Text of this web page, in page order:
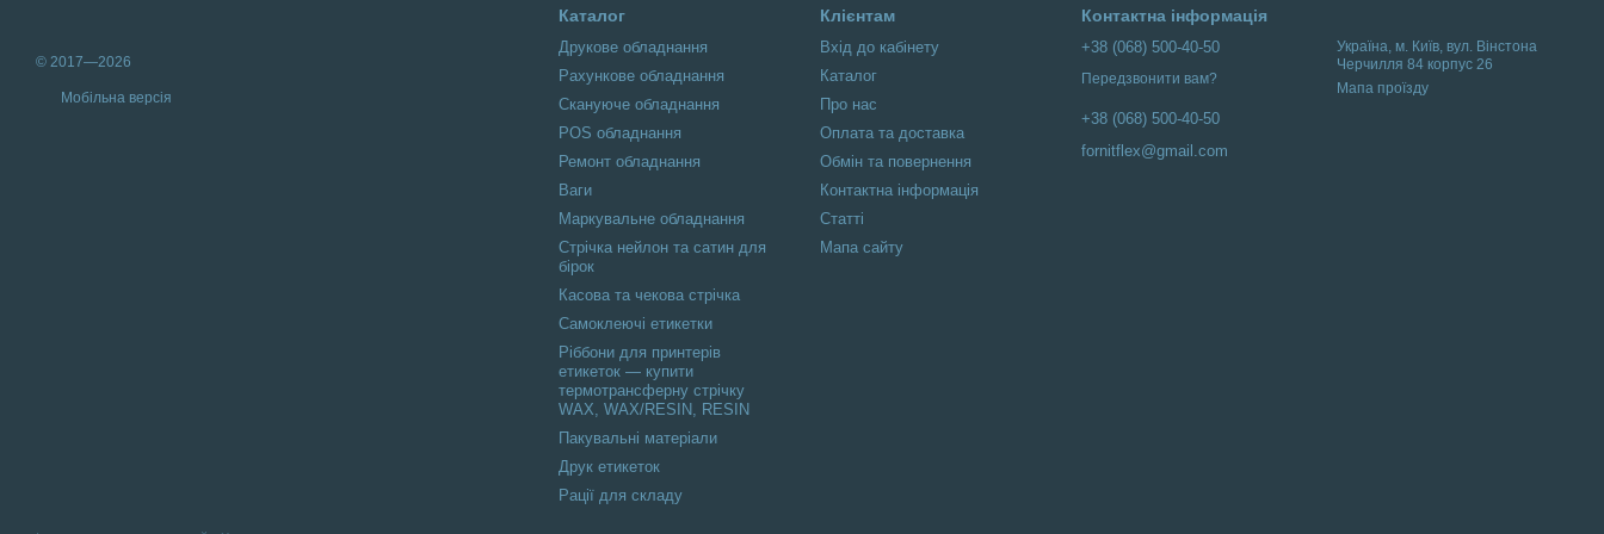
© 2017—2026
Мобільна версія
Каталог
Друкове обладнання
Рахункове обладнання
Скануюче обладнання
POS обладнання
Ремонт обладнання
Ваги
Маркувальне обладнання
Стрічка нейлон та сатин для
бірок
Касова та чекова стрічка
Самоклеючі етикетки
Ріббони для принтерів
етикеток — купити
термотрансферну стрічку
WAX, WAX/RESIN, RESIN
Пакувальні матеріали
Друк етикеток
Рації для складу
Клієнтам
Вхід до кабінету
Каталог
Про нас
Оплата та доставка
Обмін та повернення
Контактна інформація
Статті
Мапа сайту
Контактна інформація
+38 (068) 500-40-50
Передзвонити вам?
+38 (068) 500-40-50
fornitflex@gmail.com
Українa, м. Київ, вул. Вінстона
Черчилля 84 корпус 26
Мапа проїзду